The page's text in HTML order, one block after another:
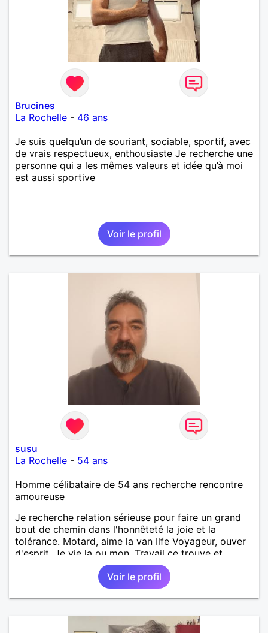
Brucines
La Rochelle - 46 ans
Je suis quelqu’un de souriant, sociable, sportif, avec
de vrais respectueux, enthousiaste Je recherche une
personne qui a les mêmes valeurs et idée qu’à moi
est aussi sportive
Voir le profil
susu
La Rochelle - 54 ans
Homme célibataire de 54 ans recherche rencontre
amoureuse
Je recherche relation sérieuse pour faire un grand
bout de chemin dans l'honnêteté la joie et la
tolérance. Motard, aime la van Ilfe Voyageur, ouver
d'esprit. Je vie la ou mon. Travail ce trouve et
souhaite me stabiliser dans la région allant de
Bordeaux à la Rochelle, bord de mer. J'ai beaucoup
vécu en Afrique pour raison professionnelle.
Voir le profil